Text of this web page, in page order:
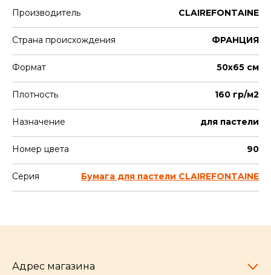
Производитель CLAIREFONTAINE
Страна происхождения ФРАНЦИЯ
Формат 50х65 см
Плотность 160 гр/м2
Назначение для пастели
Номер цвета 90
Серия Бумага для пастели CLAIREFONTAINE
Адрес магазина